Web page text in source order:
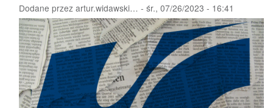
Dodane przez artur.widawski… - śr., 07/26/2023 - 16:41